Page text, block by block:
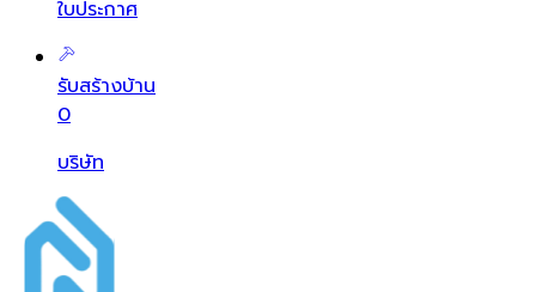
ใบประกาศ
รับสร้างบ้าน
0
บริษัท